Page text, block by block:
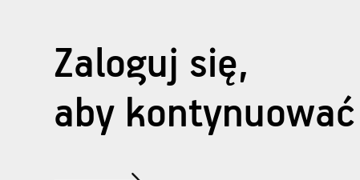
Zaloguj się,
aby kontynuować